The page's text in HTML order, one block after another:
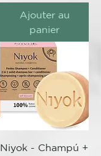
Ajouter au
panier
Niyok - Champú +